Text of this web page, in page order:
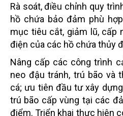
Rà soát, điều chỉnh quy
hồ chứa bảo đảm phù
mục tiêu cắt, giảm lũ, cấp
điện của các hồ chứa thủy
Nâng cấp các công trình
neo đậu tránh, trú bão và
cá; ưu tiên đầu tư xây
trú bão cấp vùng tại các
điểm. Triển khai thực hiện